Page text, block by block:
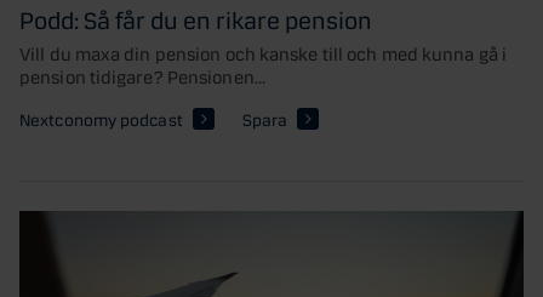
Podd: Så får du en rikare pension
Vill du maxa din pension och kanske till och med kunna gå i
pension tidigare? Pensionen...
Nextconomy podcast Spara